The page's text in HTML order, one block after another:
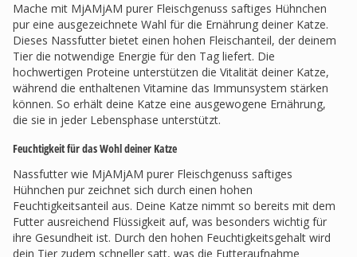
Mache mit MjAMjAM purer Fleischgenuss saftiges Hühnchen
pur eine ausgezeichnete Wahl für die Ernährung deiner Katze.
Dieses Nassfutter bietet einen hohen Fleischanteil, der deinem
Tier die notwendige Energie für den Tag liefert. Die
hochwertigen Proteine unterstützen die Vitalität deiner Katze,
während die enthaltenen Vitamine das Immunsystem stärken
können. So erhält deine Katze eine ausgewogene Ernährung,
die sie in jeder Lebensphase unterstützt.
Feuchtigkeit für das Wohl deiner Katze
Nassfutter wie MjAMjAM purer Fleischgenuss saftiges
Hühnchen pur zeichnet sich durch einen hohen
Feuchtigkeitsanteil aus. Deine Katze nimmt so bereits mit dem
Futter ausreichend Flüssigkeit auf, was besonders wichtig für
ihre Gesundheit ist. Durch den hohen Feuchtigkeitsgehalt wird
dein Tier zudem schneller satt, was die Futteraufnahme